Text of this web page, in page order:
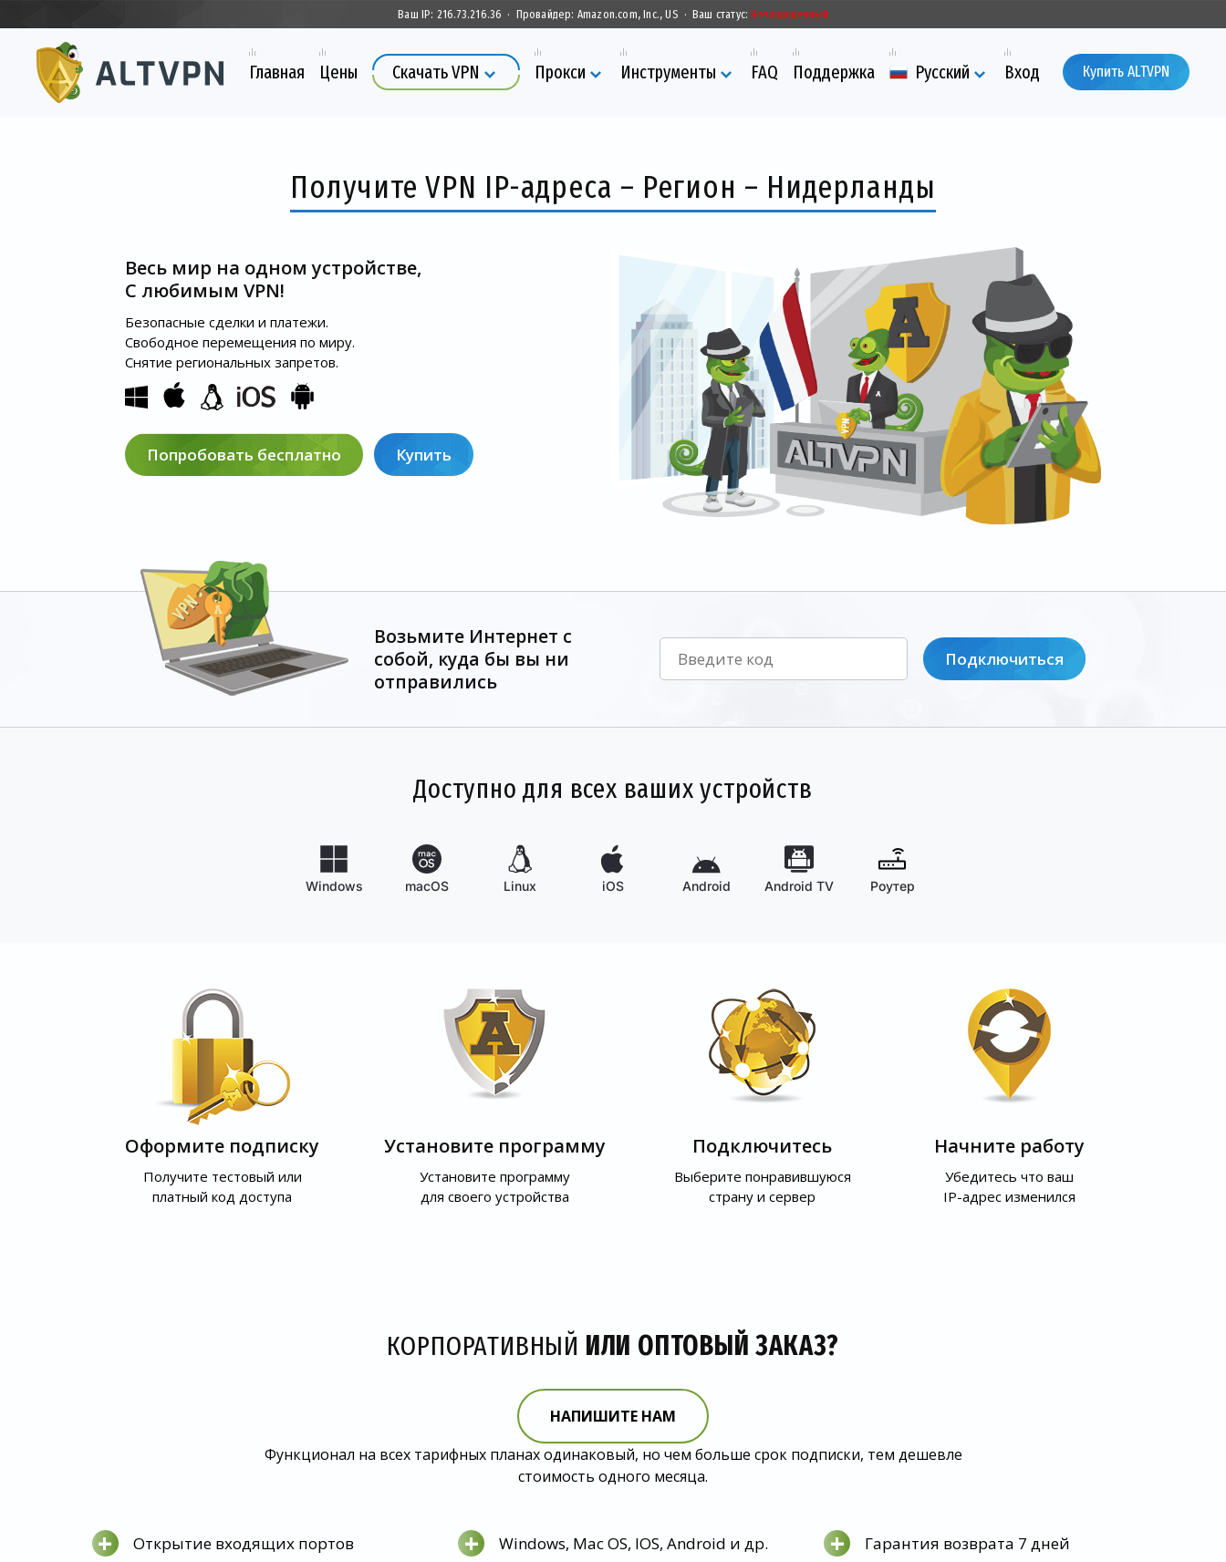
Ваш IP: 216.73.216.36 · Провайдер: Amazon.com, Inc., US · Ваш статус:Незащищенный
Главная Цены Скачать VPN Прокси Инструменты FAQ Поддержка Русский Вход Купить ALTVPN
Получите VPN IP-адреса – Регион – Нидерланды
Весь мир на одном устройстве,
С любимым VPN!
Безопасные сделки и платежи.
Свободное перемещения по миру.
Снятие региональных запретов.
Попробовать бесплатно Купить
Возьмите Интернет с
собой, куда бы вы ни
отправились
Подключиться
Доступно для всех ваших устройств
Windows macOS Linux iOS Android Android TV Роутер
Оформите подписку
Получите тестовый или
платный код доступа
Установите программу
Установите программу
для своего устройства
Подключитесь
Выберите понравившуюся
страну и сервер
Начните работу
Убедитесь что ваш
IP-адрес изменился
КОРПОРАТИВНЫЙ ИЛИ ОПТОВЫЙ ЗАКАЗ?
НАПИШИТЕ НАМ
Функционал на всех тарифных планах одинаковый, но чем больше срок подписки, тем дешевле
стоимость одного месяца.
+ Открытие входящих портов + Windows, Mac OS, IOS, Android и др. + Гарантия возврата 7 дней